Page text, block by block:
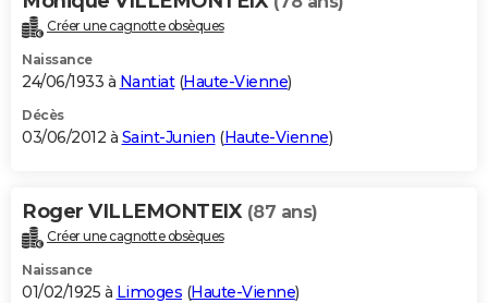
Créer une cagnotte obsèques
Naissance
24/06/1933 à Nantiat(Haute-Vienne)
Décès
03/06/2012 à Saint-Junien (Haute-Vienne)
Roger VILLEMONTEIX (87 ans)
Créer une cagnotte obsèques
Naissance
01/02/1925 à Limoges (Haute-Vienne)